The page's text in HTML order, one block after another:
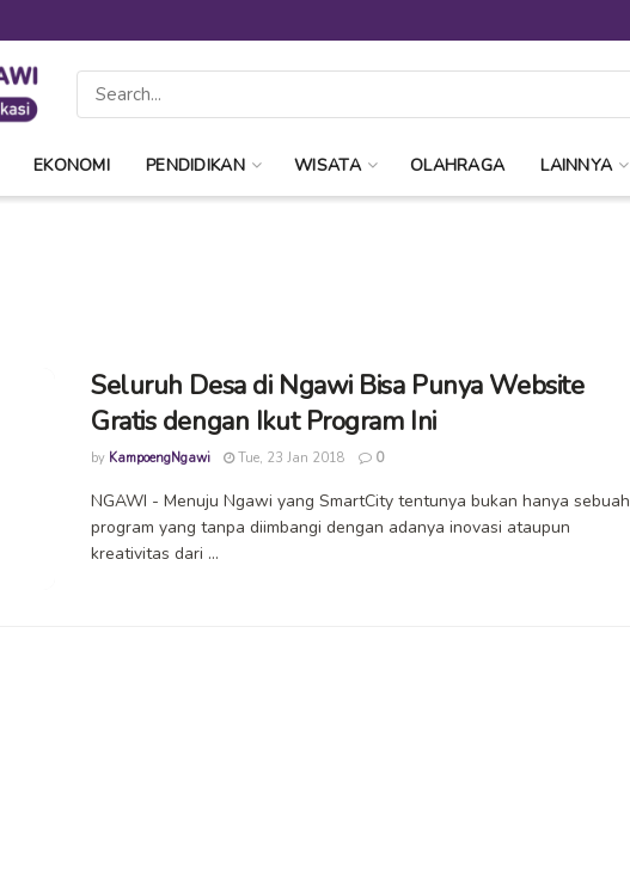
EKONOMI PENDIDIKAN WISATA OLAHRAGA LAINNYA
Seluruh Desa di Ngawi Bisa Punya Website
Gratis dengan Ikut Program Ini
by KampoengNgawi Tue, 23 Jan 2018 0
NGAWI - Menuju Ngawi yang SmartCity tentunya bukan hanya sebuah
program yang tanpa diimbangi dengan adanya inovasi ataupun
kreativitas dari ...